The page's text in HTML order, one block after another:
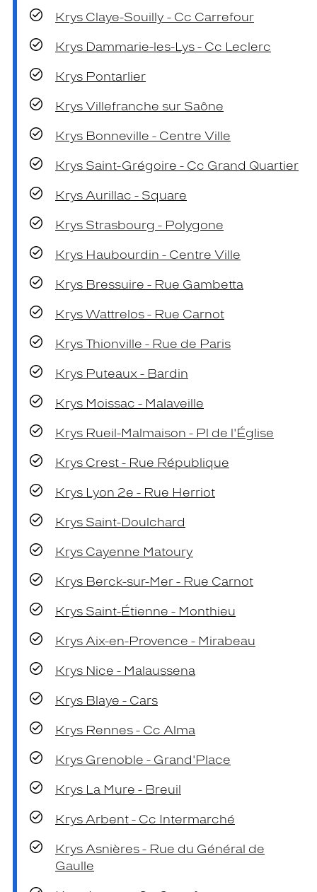
Krys Claye-Souilly - Cc Carrefour
Krys Dammarie-les-Lys - Cc Leclerc
Krys Pontarlier
Krys Villefranche sur Saône
Krys Bonneville - Centre Ville
Krys Saint-Grégoire - Cc Grand Quartier
Krys Aurillac - Square
Krys Strasbourg - Polygone
Krys Haubourdin - Centre Ville
Krys Bressuire - Rue Gambetta
Krys Wattrelos - Rue Carnot
Krys Thionville - Rue de Paris
Krys Puteaux - Bardin
Krys Moissac - Malaveille
Krys Rueil-Malmaison - Pl de l'Église
Krys Crest - Rue République
Krys Lyon 2e - Rue Herriot
Krys Saint-Doulchard
Krys Cayenne Matoury
Krys Berck-sur-Mer - Rue Carnot
Krys Saint-Étienne - Monthieu
Krys Aix-en-Provence - Mirabeau
Krys Nice - Malaussena
Krys Blaye - Cars
Krys Rennes - Cc Alma
Krys Grenoble - Grand'Place
Krys La Mure - Breuil
Krys Arbent - Cc Intermarché
Krys Asnières - Rue du Général de
Gaulle